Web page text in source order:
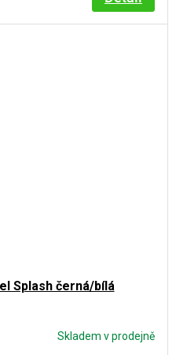
Splash černá/bílá
Skladem v prodejně